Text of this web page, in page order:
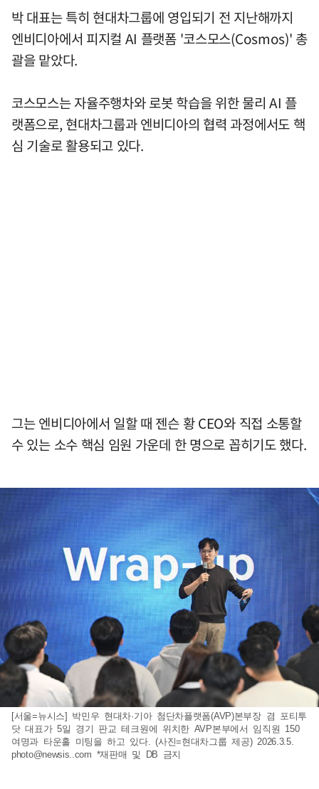
박 대표는 특히 현대차그룹에 영입되기 전 지난해까지
엔비디아에서 피지컬 AI 플랫폼 '코스모스(Cosmos)' 총
괄을 맡았다.
코스모스는 자율주행차와 로봇 학습을 위한 물리 AI 플
랫폼으로, 현대차그룹과 엔비디아의 협력 과정에서도 핵
심 기술로 활용되고 있다.
그는 엔비디아에서 일할 때 젠슨 황 CEO와 직접 소통할
수 있는 소수 핵심 임원 가운데 한 명으로 꼽히기도 했다.
[서울=뉴시스] 박민우 현대차·기아 첨단차플랫폼(AVP)본부장 겸 포티투
닷 대표가 5일 경기 판교 테크원에 위치한 AVP본부에서 임직원 150
여명과 타운홀 미팅을 하고 있다. (사진=현대차그룹 제공) 2026.3.5.
photo@newsis..com *재판매 및 DB 금지